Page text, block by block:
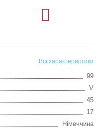
Всі характеристики
99
V
45
17
Німеччина